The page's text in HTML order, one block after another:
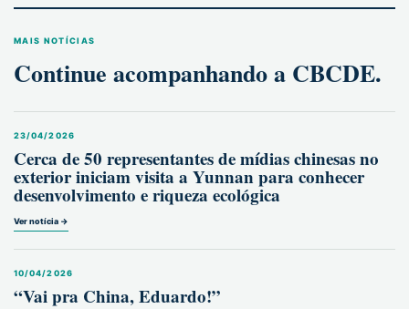
MAIS NOTÍCIAS
Continue acompanhando a CBCDE.
23/04/2026
Cerca de 50 representantes de mídias chinesas no
exterior iniciam visita a Yunnan para conhecer
desenvolvimento e riqueza ecológica
Ver notícia →
10/04/2026
“Vai pra China, Eduardo!”